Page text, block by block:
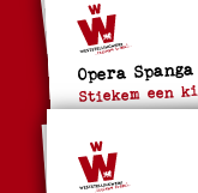
Opera
Stiekem een